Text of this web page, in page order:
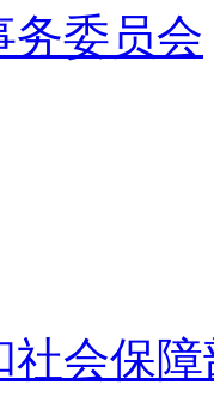
务委员会
社会保